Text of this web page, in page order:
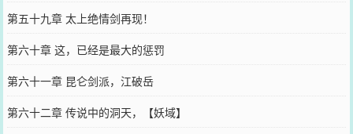
第五十九章 太上绝情剑再现！
第六十章 这，已经是最大的惩罚
第六十一章 昆仑剑派，江破岳
第六十二章 传说中的洞天，【妖域】